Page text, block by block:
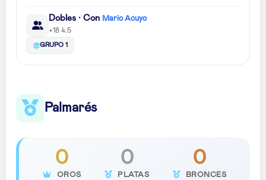
Dobles · Con Mario Acuyo
+18 4.5
GRUPO 1
Palmarés
0
OROS
0
PLATAS
0
BRONCES